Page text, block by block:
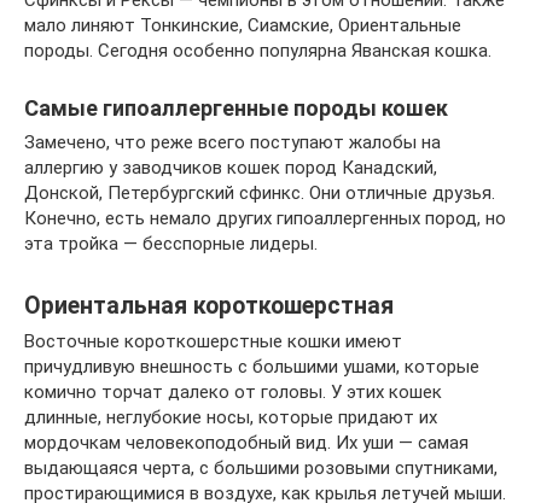
мало линяют Тонкинские, Сиамские, Ориентальные
породы. Сегодня особенно популярна Яванская кошка.
Самые гипоаллергенные породы кошек
Замечено, что реже всего поступают жалобы на
аллергию у заводчиков кошек пород Канадский,
Донской, Петербургский сфинкс. Они отличные друзья.
Конечно, есть немало других гипоаллергенных пород, но
эта тройка — бесспорные лидеры.
Ориентальная короткошерстная
Восточные короткошерстные кошки имеют
причудливую внешность с большими ушами, которые
комично торчат далеко от головы. У этих кошек
длинные, неглубокие носы, которые придают их
мордочкам человекоподобный вид. Их уши — самая
выдающаяся черта, с большими розовыми спутниками,
простирающимися в воздухе, как крылья летучей мыши.